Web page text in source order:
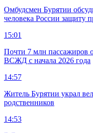
Омбудсмен Бурятии
человека России защиту
15:01
Почти 7 млн пассажиров
ВСЖД с начала 2026 года
14:57
Житель Бурятии украл
родственников
14:53